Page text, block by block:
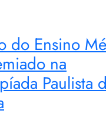
do Ensino
na
Paulista